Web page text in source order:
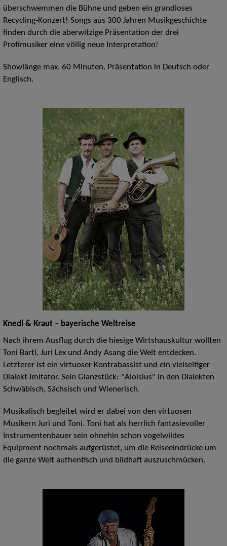
überschwemmen die Bühne und geben ein grandioses
Recycling-Konzert! Songs aus 300 Jahren Musikgeschichte
finden durch die aberwitzige Präsentation der drei
Profimusiker eine völlig neue Interpretation!
Showlänge max. 60 Minuten. Präsentation in Deutsch oder
Englisch.
Knedl & Kraut – bayerische Weltreise
Nach ihrem Ausflug durch die hiesige Wirtshauskultur wollten
Toni Bartl, Juri Lex und Andy Asang die Welt entdecken.
Letzterer ist ein virtuoser Kontrabassist und ein vielseitiger
Dialekt-Imitator. Sein Glanzstück: "Aloisius" in den Dialekten
Schwäbisch, Sächsisch und Wienerisch.
Musikalisch begleitet wird er dabei von den virtuosen
Musikern Juri und Toni. Toni hat als herrlich fantasievoller
Instrumentenbauer sein ohnehin schon vogelwildes
Equipment nochmals aufgerüstet, um die Reiseeindrücke um
die ganze Welt authentisch und bildhaft auszuschmücken.